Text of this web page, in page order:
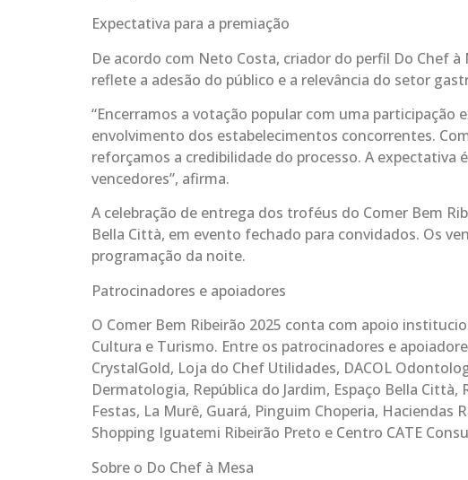
Expectativa para a premiação
De acordo com Neto Costa, criador do perfil Do Chef
reflete a adesão do público e a relevância do setor
“Encerramos a votação popular com uma participação
envolvimento dos estabelecimentos concorrentes.
reforçamos a credibilidade do processo. A expectativa
vencedores”, afirma.
A celebração de entrega dos troféus do Comer Bem
Bella Città, em evento fechado para convidados. Os
programação da noite.
Patrocinadores e apoiadores
O Comer Bem Ribeirão 2025 conta com apoio
Cultura e Turismo. Entre os patrocinadores e
CrystalGold, Loja do Chef Utilidades, DACOL
Dermatologia, República do Jardim, Espaço Bella
Festas, La Murê, Guará, Pinguim Choperia, Haciendas
Shopping Iguatemi Ribeirão Preto e Centro CATE
Sobre o Do Chef à Mesa